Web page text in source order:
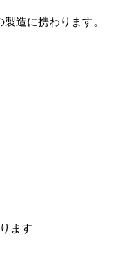
造に携わります。
ます